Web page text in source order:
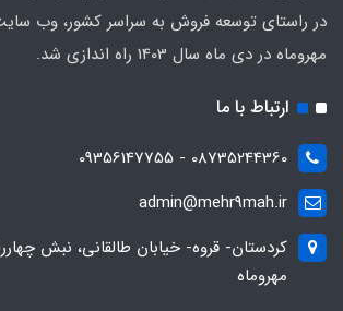
در راستای توسعه فروش به سراسر کشور، وب
مهروماه در دی ماه سال 1403 راه اندازی شد.
ارتباط با ما
08735244360 - 09356147755
admin@mehr9mah.ir
کردستان- قروه- خیابان طالقانی، نبش
مهروماه